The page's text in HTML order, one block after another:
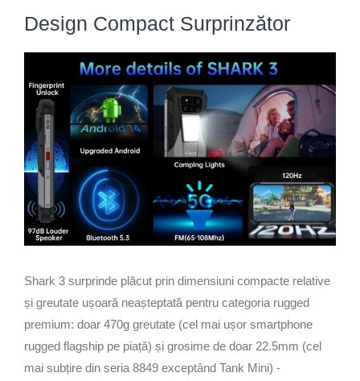
Design Compact Surprinzător
Shark 3 surprinde plăcut prin dimensiuni compacte relative
și greutate ușoară neașteptată pentru categoria rugged
premium: doar 470g greutate (cel mai ușor smartphone
rugged flagship pe piață) și grosime de doar 22.5mm (cel
mai subțire din seria 8849 exceptând Tank Mini) -